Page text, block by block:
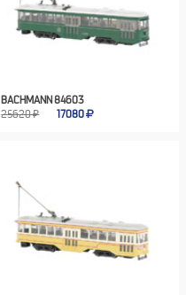
BACHMANN 84603
25620 ₽
17080